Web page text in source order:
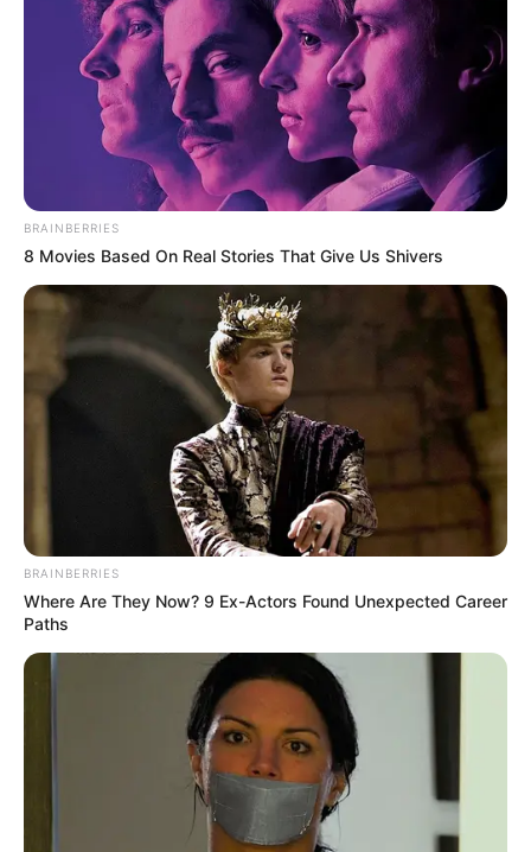
BRAINBERRIES
8 Movies Based On Real Stories That Give Us Shivers
BRAINBERRIES
Where Are They Now? 9 Ex-Actors Found Unexpected Career
Paths